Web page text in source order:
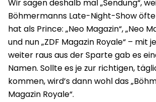
Wir sagen deshalb mal „Sendung“,
Böhmermanns Late-Night-Show
hat als Prince: „Neo Magazin“, „Neo
und nun „ZDF Magazin Royale“ – mit
weiter raus aus der Sparte gab es
Namen. Sollte es je zur richtigen,
kommen, wird’s dann wohl das
Magazin Royale“.